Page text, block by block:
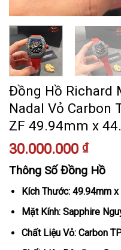
Đồng Hồ Richard
Nadal Vỏ Carbon
ZF 49.94mm x
30.000.000 ₫
Thông Số Đồng Hồ
Kích Thước: 49.94mm
Mặt Kính: Sapphire
Chất Liệu Vỏ: Carbon